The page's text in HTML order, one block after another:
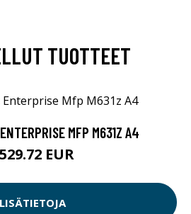
TUOTTEET
MFP M631Z A4
EUR
LISÄTIETOJA